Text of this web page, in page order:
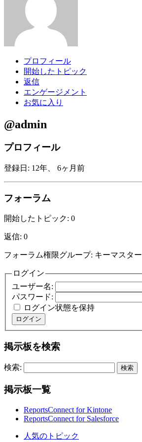
プロフィール
開始したトピック
返信
エンゲージメント
お気に入り
@admin
プロフィール
登録日: 12年、 6ヶ月前
フォーラム
開始したトピック: 0
返信: 0
フォーラム権限グループ: キーマスター
ログイン
ユーザー名:
パスワード:
ログイン状態を保持
ログイン
掲示板を検索
検索:
掲示板一覧
ReportsConnect for Kintone
ReportsConnect for Salesforce
人気のトピック